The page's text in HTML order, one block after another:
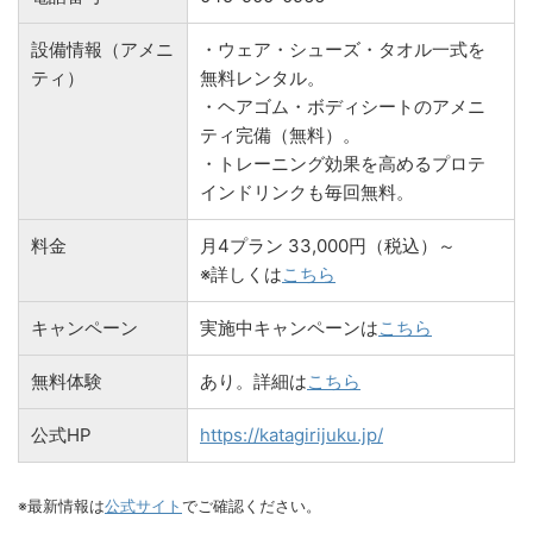
設備情報（アメニ
ティ）
・ウェア・シューズ・タオル一式を
無料レンタル。
・ヘアゴム・ボディシートのアメニ
ティ完備（無料）。
・トレーニング効果を高めるプロテ
インドリンクも毎回無料。
料金
月4プラン 33,000円（税込）～
※詳しくはこちら
キャンペーン 実施中キャンペーンはこちら
無料体験 あり。詳細はこちら
公式HP https://katagirijuku.jp/
※最新情報は公式サイト でご確認ください。